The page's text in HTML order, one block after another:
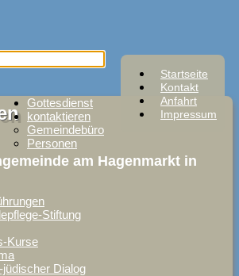
Startseite
Kontakt
Anfahrt
Impressum
am Hagenmarkt in
Gottesdienst
kontaktieren
Gemeindebüro
Personen
Stiftung
Kurse
Dialog